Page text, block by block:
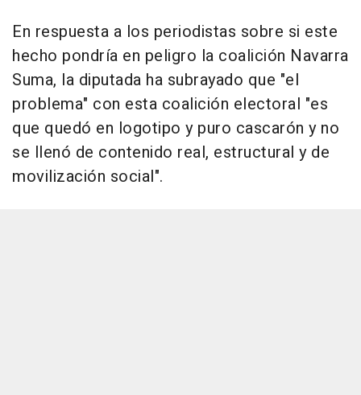
En respuesta a los periodistas sobre si este
hecho pondría en peligro la coalición Navarra
Suma, la diputada ha subrayado que "el
problema" con esta coalición electoral "es
que quedó en logotipo y puro cascarón y no
se llenó de contenido real, estructural y de
movilización social".